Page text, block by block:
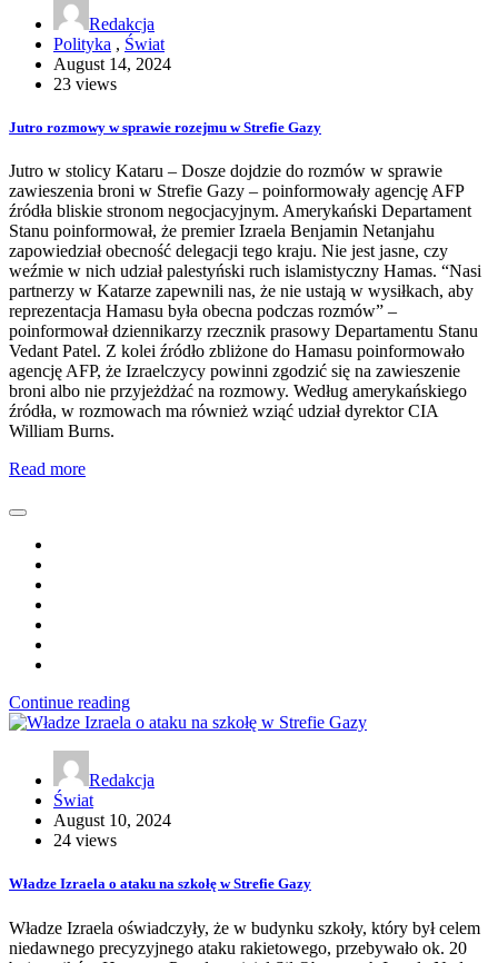
Redakcja
Polityka , Świat
August 14, 2024
23 views
Jutro rozmowy w sprawie rozejmu w Strefie Gazy
Jutro w stolicy Kataru – Dosze dojdzie do rozmów w sprawie
zawieszenia broni w Strefie Gazy – poinformowały agencję AFP
źródła bliskie stronom negocjacyjnym. Amerykański Departament
Stanu poinformował, że premier Izraela Benjamin Netanjahu
zapowiedział obecność delegacji tego kraju. Nie jest jasne, czy
weźmie w nich udział palestyński ruch islamistyczny Hamas. “Nasi
partnerzy w Katarze zapewnili nas, że nie ustają w wysiłkach, aby
reprezentacja Hamasu była obecna podczas rozmów” –
poinformował dziennikarzy rzecznik prasowy Departamentu Stanu
Vedant Patel. Z kolei źródło zbliżone do Hamasu poinformowało
agencję AFP, że Izraelczycy powinni zgodzić się na zawieszenie
broni albo nie przyjeżdżać na rozmowy. Według amerykańskiego
źródła, w rozmowach ma również wziąć udział dyrektor CIA
William Burns.
Read more
Continue reading
Redakcja
Świat
August 10, 2024
24 views
Władze Izraela o ataku na szkołę w Strefie Gazy
Władze Izraela oświadczyły, że w budynku szkoły, który był celem
niedawnego precyzyjnego ataku rakietowego, przebywało ok. 20